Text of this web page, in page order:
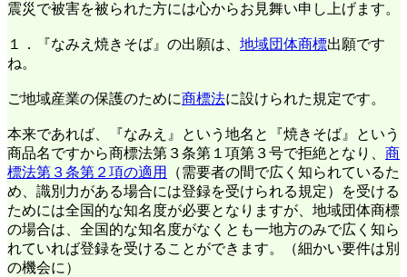
震災で被害を被られた方には心からお見舞い申し上げます。
１．『なみえ焼きそば』の出願は、 地域団体商標出願です
ね。
ご地域産業の保護のために商標法に設けられた規定です。
本来であれば、『なみえ』という地名と『焼きそば』という
商品名ですから商標法第３条第１項第３号で拒絶となり、 商
標法第３条第２項の適用
（需要者の間で広く知られているた
め、識別力がある場合には登録を受けられる規定）を受ける
ためには全国的な知名度が必要となりますが、地域団体商標
の場合は、全国的な知名度がなくとも一地方のみで広く知ら
れていれば登録を受けることができます。（細かい要件は別
の機会に）